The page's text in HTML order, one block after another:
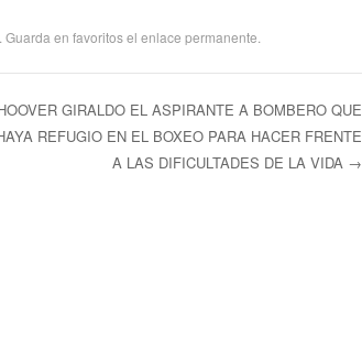
Guarda en favoritos el enlace permanente.
GIRALDO EL ASPIRANTE A BOMBERO QUE
REFUGIO EN EL BOXEO PARA HACER FRENTE
A LAS DIFICULTADES DE LA VIDA →